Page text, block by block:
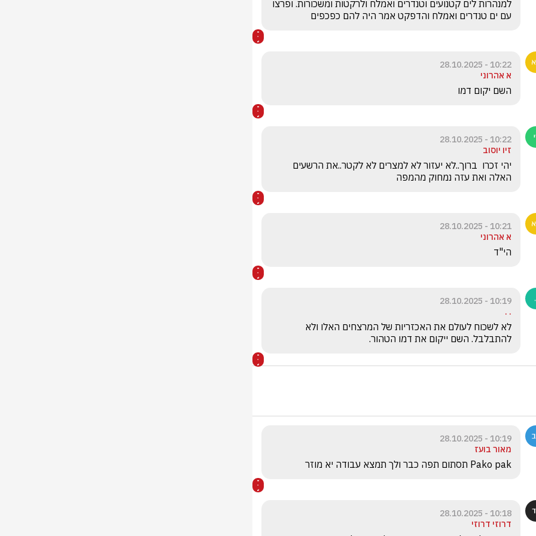
עם ים טנדרים ואמלח והדפקט אמר היה להם כפכפים
10:22 - 28.10.2025
א אהרוני
השם יקום דמו
10:22 - 28.10.2025
זיו יוסוב
האלה ואת עזה נמחוק מהמפה
10:21 - 28.10.2025
א אהרוני
הי"ד
10:19 - 28.10.2025
. .
להתבלבל. השם ייקום את דמו הטהור.
10:19 - 28.10.2025
מאור בועז
Pako pak תסתום תפה כבר ולך תמצא עבודה יא מוזר
10:18 - 28.10.2025
דרוזי דרוזי